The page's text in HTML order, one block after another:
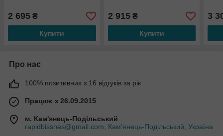
2 695 ₴
Купити
2 915₴
Купити
3
Про нас
100% позитивних з 16 відгуків за рік
Працює з 26.09.2015
м. Кам'янець-Подільський
rapidbissnes@gmail.com, Кам'янець-Подільський, Україна